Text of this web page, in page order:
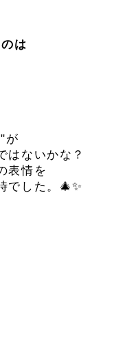
は
が
はないかな？
表情を
でした。🎄✨